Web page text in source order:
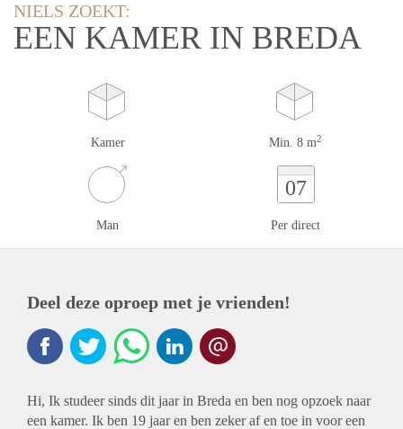
NIELS ZOEKT:
EEN KAMER IN BREDA
Kamer Min. 8 m2
Man
07
Per direct
Deel deze oproep met je vrienden!
Hi, Ik studeer sinds dit jaar in Breda en ben nog opzoek naar
een kamer. Ik ben 19 jaar en ben zeker af en toe in voor een